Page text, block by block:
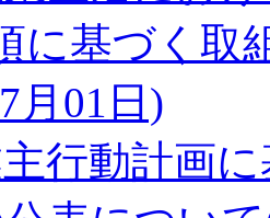
に基づく取
月01日)
行動計画